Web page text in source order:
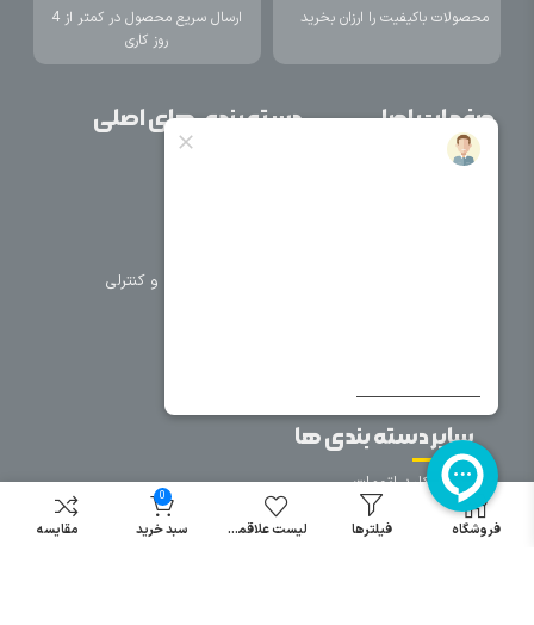
محصولات باکیفیت را ارزان بخرید
ارسال سریع محصول در کمتر از 4
روز کاری
صفحات اصلی
خانه
دسته بندی های اصلی
تجهیزات حفاظتی و کنترلی
سایر دسته بندی ها
خرید کلید اتومات
خرید کنتاکتور
خرید فیوز
فروشگاه فیلترها لیست علاقمندی
0
سبد خرید مقایسه